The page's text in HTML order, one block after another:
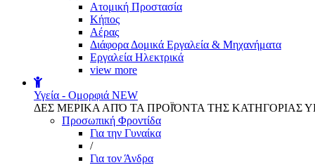
Aτομική Προστασία
Kήπος
Αέρας
Διάφορα Δομικά Εργαλεία & Μηχανήματα
Εργαλεία Ηλεκτρικά
view more
Υγεία - Ομορφιά NEW
ΔΕΣ ΜΕΡΙΚΑ ΑΠΌ ΤΑ ΠΡΟΪΌΝΤΑ ΤΗΣ ΚΑΤΗΓΟΡΙΑΣ
Προσωπική Φροντίδα
Για την Γυναίκα
/
Για τον Άνδρα